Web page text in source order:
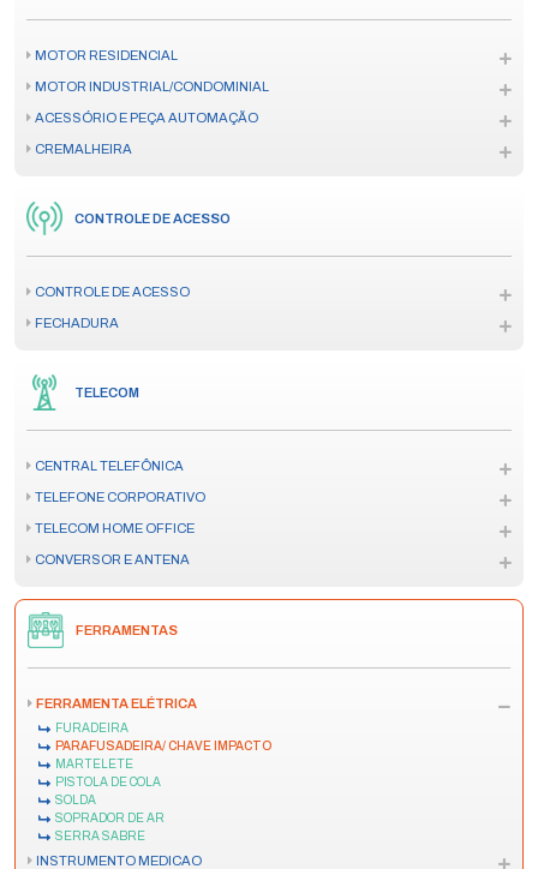
MOTOR RESIDENCIAL
MOTOR INDUSTRIAL/CONDOMINIAL
ACESSÓRIO E PEÇA AUTOMAÇÃO
CREMALHEIRA
CONTROLE DE ACESSO
CONTROLE DE ACESSO
FECHADURA
TELECOM
CENTRAL TELEFÔNICA
TELEFONE CORPORATIVO
TELECOM HOME OFFICE
CONVERSOR E ANTENA
FERRAMENTAS
FERRAMENTA ELÉTRICA
FURADEIRA
PARAFUSADEIRA/ CHAVE IMPACTO
MARTELETE
PISTOLA DE COLA
SOLDA
SOPRADOR DE AR
SERRA SABRE
INSTRUMENTO MEDICAO